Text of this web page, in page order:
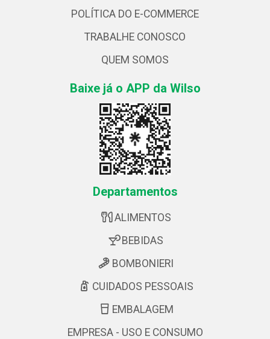
POLÍTICA DO E-COMMERCE
TRABALHE CONOSCO
QUEM SOMOS
Baixe já o APP da Wilso
Departamentos
ALIMENTOS
BEBIDAS
BOMBONIERI
CUIDADOS PESSOAIS
EMBALAGEM
EMPRESA - USO E CONSUMO